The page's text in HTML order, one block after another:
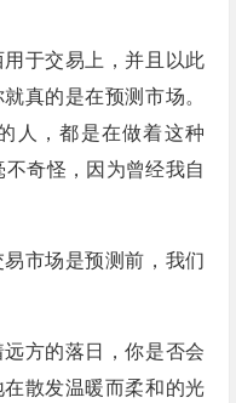
于交易上，并且以此
真的是在预测市场。
人，都是在做着这种
奇怪，因为曾经我自
市场是预测前，我们
方的落日，你是否会
散发温暖而柔和的光